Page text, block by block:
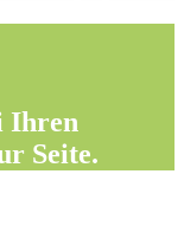
Ihren
Seite.